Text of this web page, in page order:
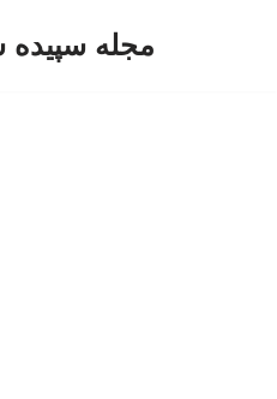
مجله